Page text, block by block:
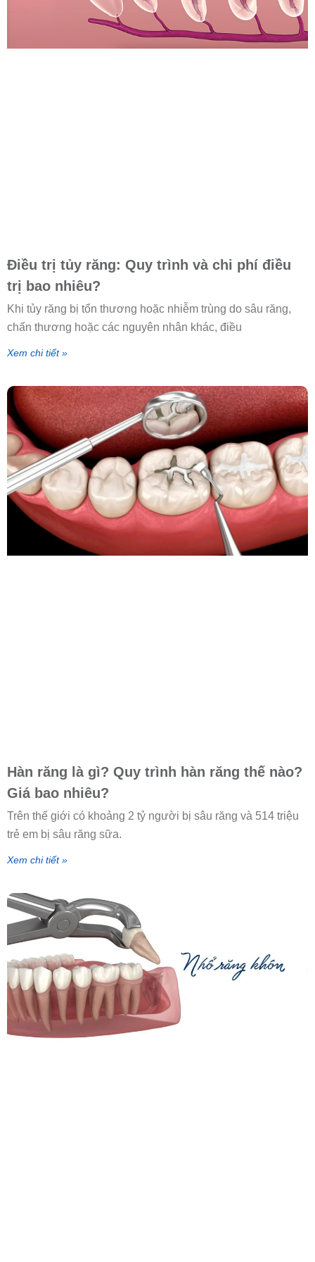
Điều trị tủy răng: Quy trình và chi phí điều
trị bao nhiêu?
Khi tủy răng bị tổn thương hoặc nhiễm trùng do sâu răng,
chấn thương hoặc các nguyên nhân khác, điều
Xem chi tiết »
Hàn răng là gì? Quy trình hàn răng thế nào?
Giá bao nhiêu?
Trên thế giới có khoảng 2 tỷ người bị sâu răng và 514 triệu
trẻ em bị sâu răng sữa.
Xem chi tiết »